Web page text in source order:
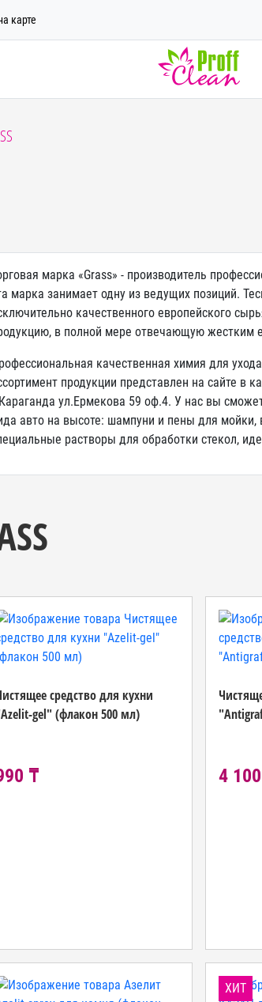
карте
марка «Grass» - производитель
марка занимает одну из ведущих позиций.
качественного европейского
в полной мере отвечающую жестким
качественная химия для
продукции представлен на сайте в
ул.Ермекова 59 оф.4. У нас вы
авто на высоте: шампуни и пены для мойки,
растворы для обработки стекол,
средство для кухни
gel" (флакон 500 мл)
₸ 4
ХИТ